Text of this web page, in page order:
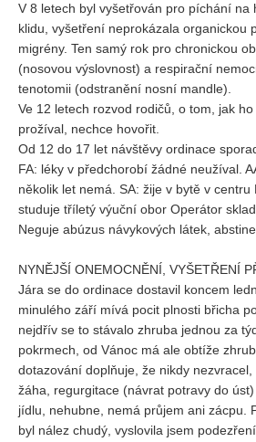
V 8 letech byl vyšetřován pro píchání na
klidu, vyšetření neprokázala organickou
migrény. Ten samý rok pro chronickou
(nosovou výslovnost) a respirační
tenotomii (odstranění nosní mandle).
Ve 12 letech rozvod rodičů, o tom, jak
prožíval, nechce hovořit.
Od 12 do 17 let návštěvy ordinace
FA: léky v předchorobí žádné neužíval.
několik let nemá. SA: žije v bytě v centru
studuje tříletý výuční obor Operátor
Neguje abúzus návykových látek,
NYNĚJŠÍ ONEMOCNĚNÍ, VYŠETŘENÍ
Jára se do ordinace dostavil koncem
minulého září mívá pocit plnosti břicha
nejdřív se to stávalo zhruba jednou za
pokrmech, od Vánoc má ale obtíže
dotazování doplňuje, že nikdy
žáha, regurgitace (návrat potravy do
jídlu, nehubne, nemá průjem ani zácpu.
byl nález chudý, vyslovila jsem